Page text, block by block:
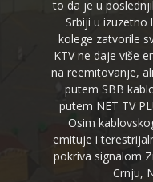
to da je u
Srbiji u izuzetno
kolege zatvorile
KTV ne daje više
na reemitovanje,
putem SBB
putem NET TV
Osim
emituje i
pokriva signalom
Crnju,